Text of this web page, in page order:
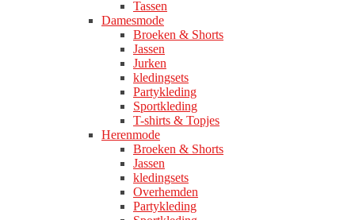
Tassen
Damesmode
Broeken & Shorts
Jassen
Jurken
kledingsets
Partykleding
Sportkleding
T-shirts & Topjes
Herenmode
Broeken & Shorts
Jassen
kledingsets
Overhemden
Partykleding